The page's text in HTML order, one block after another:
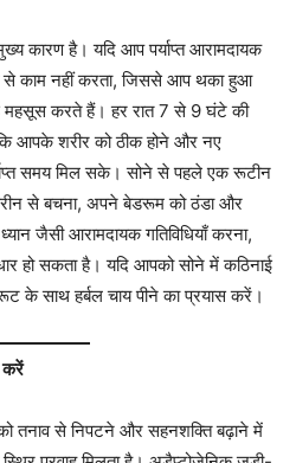
कारण है। यदि आप पर्याप्त आरामदायक
से काम नहीं करता, जिससे आप थका हुआ
महसूस करते हैं। हर रात 7 से 9 घंटे की
आपके शरीर को ठीक होने और नए
समय मिल सके। सोने से पहले एक रूटीन
से बचना, अपने बेडरूम को ठंडा और
जैसी आरामदायक गतिविधियाँ करना,
हो सकता है। यदि आपको सोने में कठिनाई
रूट के साथ हर्बल चाय पीने का प्रयास करें।
करें
तनाव से निपटने और सहनशक्ति बढ़ाने में